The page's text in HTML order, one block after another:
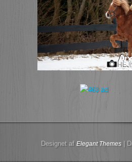
Designet af Elegant Themes |